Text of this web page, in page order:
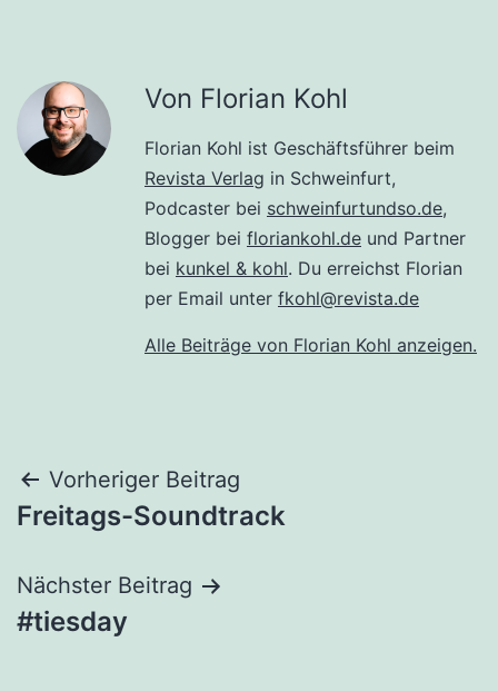
Von Florian Kohl
Florian Kohl ist Geschäftsführer beim
Revista Verlag in Schweinfurt,
Podcaster bei schweinfurtundso.de,
Blogger bei floriankohl.de und Partner
bei kunkel & kohl. Du erreichst Florian
per Email unter fkohl@revista.de
Alle Beiträge von Florian Kohl anzeigen.
Beitragsnavigation
Vorheriger Beitrag
Freitags-Soundtrack
Nächster Beitrag
#tiesday